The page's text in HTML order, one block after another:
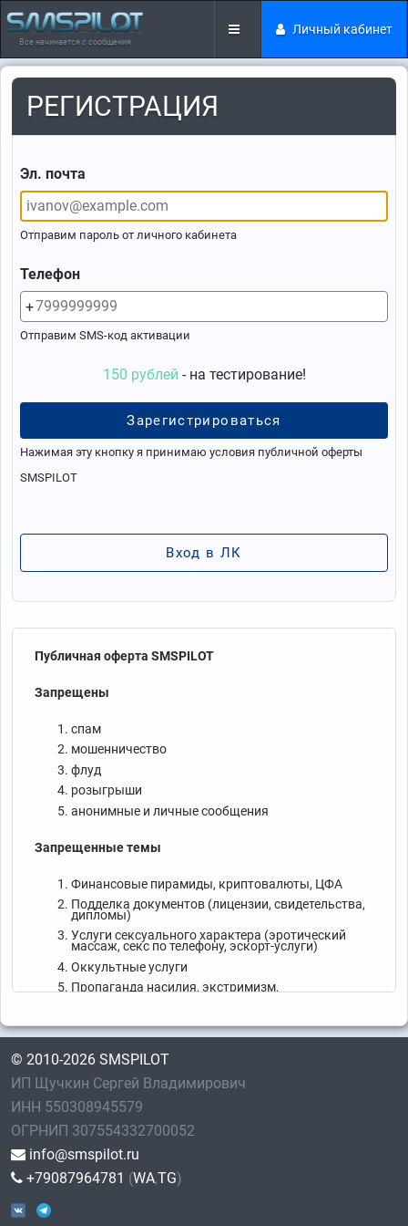
Все начинается с сообщения
Личный кабинет
РЕГИСТРАЦИЯ
Эл. почта
Отправим пароль от личного кабинета
Телефон
+
Отправим SMS-код активации
150 рублей - на тестирование!
Нажимая эту кнопку я принимаю условия публичной оферты
SMSPILOT
Вход в ЛК
Публичная оферта SMSPILOT
Запрещены
спам
мошенничество
флуд
розыгрыши
анонимные и личные сообщения
Запрещенные темы
Финансовые пирамиды, криптовалюты, ЦФА
Подделка документов (лицензии, свидетельства,
дипломы)
Услуги сексуального характера (эротический
массаж, секс по телефону, эскорт-услуги)
Оккультные услуги
Пропаганда насилия, экстримизм,
Оружие и боеприпасы
Азартные игры (казино, тотализаторы, игровые
Действия, связанных с приобретением и/или
продажей орденов и медалей
Интимные товары
Табачная продукция
Политика
© 2010-2026 SMSPILOT
ИП Щучкин Сергей Владимирович
ИНН 550308945579
ОГРНИП 307554332700052
info@smspilot.ru
+79087964781 (WA,TG)